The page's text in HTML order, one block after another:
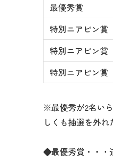
最優秀賞
特別ニアピン賞
特別ニアピン賞
特別ニアピン賞
※最優秀が2名い
しくも抽選を外
◆最優秀賞・・・